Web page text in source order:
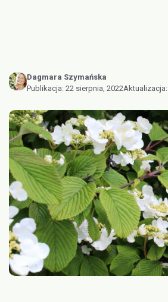
Dagmara Szymańska
Publikacja: 22 sierpnia, 2022Aktualizacja: